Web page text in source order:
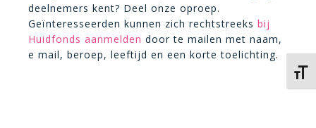
deelnemers kent? Deel onze oproep.
Geïnteresseerden kunnen zich rechtstreeks bij
Huidfonds aanmelden door te mailen met naam,
e mail, beroep, leeftijd en een korte toelichting.